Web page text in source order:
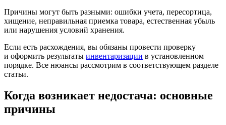
Причины могут быть разными: ошибки учета, пересортица,
хищение, неправильная приемка товара, естественная убыль
или нарушения условий хранения.
Если есть расхождения, вы обязаны провести проверку
и оформить результаты инвентаризации в установленном
порядке. Все нюансы рассмотрим в соответствующем разделе
статьи.
Когда возникает недостача: основные
причины